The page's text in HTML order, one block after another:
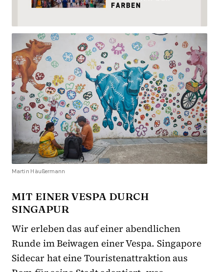
Martin Häußermann
MIT EINER VESPA DURCH
SINGAPUR
Wir erleben das auf einer abendlichen
Runde im Beiwagen einer Vespa. Singapore
Sidecar hat eine Touristenattraktion aus